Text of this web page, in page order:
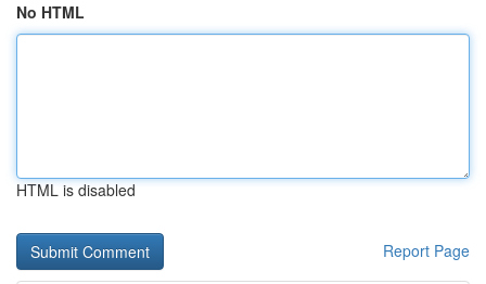
No HTML
HTML is disabled
Report Page